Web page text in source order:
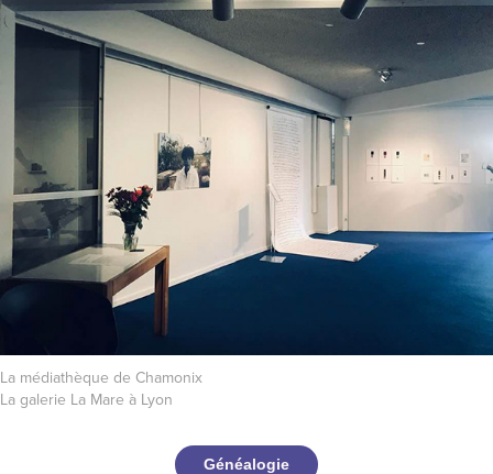
La médiathèque de Chamonix
La galerie La Mare à Lyon
Généalogie